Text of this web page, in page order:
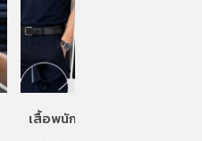
เสื้อพนักงานแบบไหนดูแพง? เ